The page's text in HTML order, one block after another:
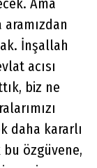
İnşallah
acısı
biz ne
daha kararlı
özgüvene,